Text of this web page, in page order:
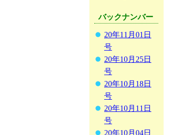
バックナンバー
20年11月01日
号
20年10月25日
号
20年10月18日
号
20年10月11日
号
20年10月04日